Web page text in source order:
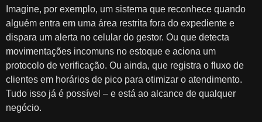
Imagine, por exemplo, um sistema que reconhece quando
alguém entra em uma área restrita fora do expediente e
dispara um alerta no celular do gestor. Ou que detecta
movimentações incomuns no estoque e aciona um
protocolo de verificação. Ou ainda, que registra o fluxo de
clientes em horários de pico para otimizar o atendimento.
Tudo isso já é possível – e está ao alcance de qualquer
negócio.